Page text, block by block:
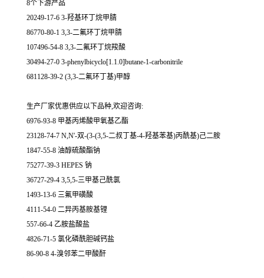
8个下游产品
20249-17-6 3-羟基环丁烷甲腈
86770-80-1 3,3-二氟环丁烷甲腈
107496-54-8 3,3-二氟环丁烷羧酸
30494-27-0 3-phenylbicyclo[1.1.0]butane-1-carbonitrile
681128-39-2 (3,3-二氟环丁基)甲醇
生产厂家优惠供应以下品种,欢迎咨询:
6976-93-8 甲基丙烯酸甲氧基乙酯
23128-74-7 N,N'-双-(3-(3,5-二叔丁基-4-羟基苯基)丙酰基)己二胺
1847-55-8 油醇硫酸酯钠
75277-39-3 HEPES 钠
36727-29-4 3,5,5-三甲基己酰氯
1493-13-6 三氟甲磺酸
4111-54-0 二异丙基胺基锂
557-66-4 乙胺盐酸盐
4826-71-5 氯化磷酰胆碱钙盐
86-90-8 4-溴邻苯二甲酸酐